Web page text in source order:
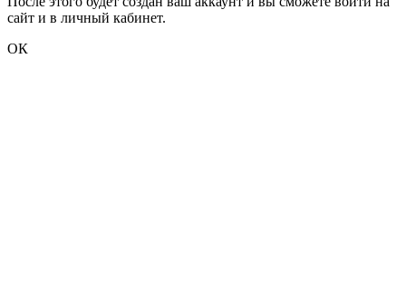
сайт и в личный кабинет.
ОК